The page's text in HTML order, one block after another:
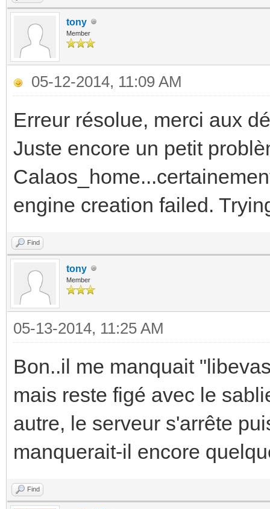
tony
Member
05-12-2014, 11:09 AM
Erreur résolue, merci aux
Juste encore un petit
engine creation failed.
Find
tony
Member
05-13-2014, 11:25 AM
Bon..il me manquait
mais reste figé avec le
autre, le serveur s'arrête
manquerait-il encore
Find